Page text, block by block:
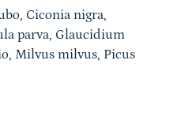
Ciconia nigra,
parva, Glaucidium
Milvus milvus, Picus